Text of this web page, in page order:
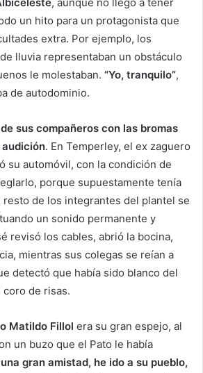
un hito para un protagonista que
extra. Por ejemplo, los
lluvia representaban un obstáculo
le molestaban. “Yo, tranquilo”,
de autodominio.
sus compañeros con las bromas
audición. En Temperley, el ex zaguero
su automóvil, con la condición de
porque supuestamente tenía
resto de los integrantes del plantel se
un sonido permanente y
revisó los cables, abrió la bocina,
mientras sus colegas se reían a
detectó que había sido blanco del
coro de risas.
Matildo Fillol era su gran espejo, al
un buzo que el Pato le había
gran amistad, he ido a su pueblo,